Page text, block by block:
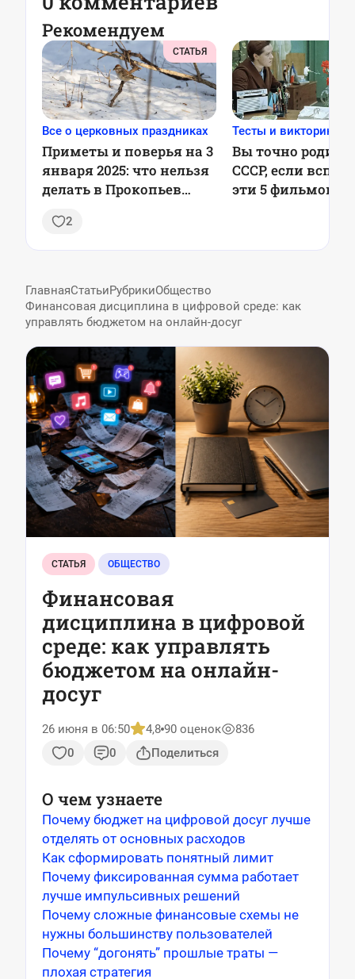
Рекомендуем
СТАТЬЯ
Все о церковных праздниках
Приметы и поверья на 3
января 2025: что нельзя
делать в Прокопьев
2
Тесты и викторины
Вы точно
СССР, если
эти 5 фильмов —
ГлавнаяСтатьиРубрикиОбщество
Финансовая дисциплина в цифровой среде: как
управлять бюджетом на онлайн-досуг
СТАТЬЯ ОБЩЕСТВО
Финансовая
дисциплина в цифровой
среде: как управлять
бюджетом на онлайн-
досуг
26 июня в 06:50 4,8 90 оценок
836
0
0 Поделиться
О чем узнаете
Почему бюджет на цифровой досуг лучше
отделять от основных расходов
Как сформировать понятный лимит
Почему фиксированная сумма работает
лучше импульсивных решений
Почему сложные финансовые схемы не
нужны большинству пользователей
Почему “догонять” прошлые траты —
плохая стратегия